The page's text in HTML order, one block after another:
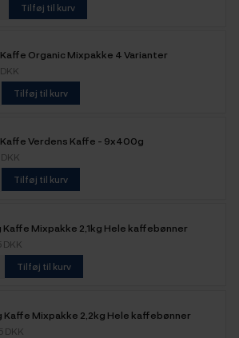
Tilføj til kurv
Organic Mixpakke 4 Varianter
Tilføj til kurv
Verdens Kaffe - 9x400g
Tilføj til kurv
Kaffe Mixpakke 2,1kg Hele kaffebønner
DKK
Tilføj til kurv
Kaffe Mixpakke 2,2kg Hele kaffebønner
DKK